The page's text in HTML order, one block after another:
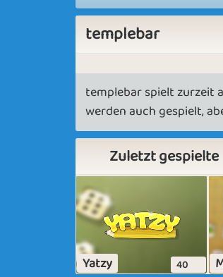
templebar
templebar spielt zurzeit
werden auch gespielt,
Zuletzt gespielte
Yatzy 40